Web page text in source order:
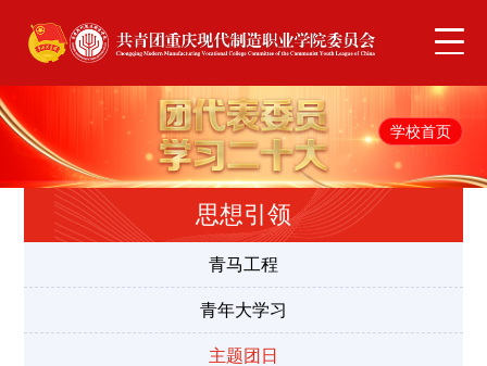
学校首页
思想引领
青马工程
青年大学习
主题团日